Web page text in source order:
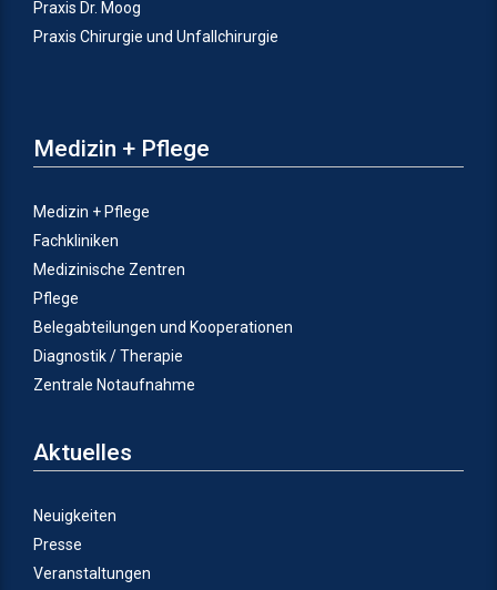
Praxis Dr. Moog
Praxis Chirurgie und Unfallchirurgie
Medizin + Pflege
Medizin + Pflege
Fachkliniken
Medizinische Zentren
Pflege
Belegabteilungen und Kooperationen
Diagnostik / Therapie
Zentrale Notaufnahme
Aktuelles
Neuigkeiten
Presse
Veranstaltungen